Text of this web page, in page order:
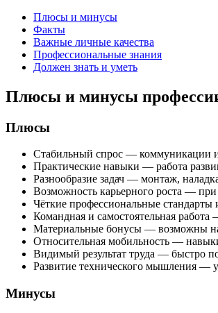
Плюсы и минусы
Факты
Важные личные качества
Профессиональные знания
Должен знать и уметь
Плюсы и минусы
Плюсы
Стабильный спрос — коммуникации и
Практические навыки — работа
Разнообразие задач — монтаж,
Возможность карьерного роста —
Чёткие профессиональные
Командная и самостоятельная
Материальные бонусы — возможны
Относительная мобильность —
Видимый результат труда — быстро
Развитие технического мышления —
Минусы